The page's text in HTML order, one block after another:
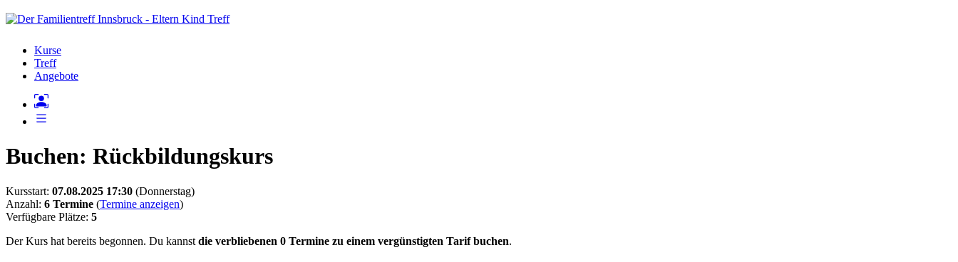
Kurse
Treff
Angebote
Buchen: Rückbildungskurs
Kursstart: 07.08.2025 17:30 (Donnerstag)
Anzahl: 6 Termine (Termine anzeigen)
Verfügbare Plätze: 5
Der Kurs hat bereits begonnen. Du kannst die verbliebenen 0 Termine zu einem vergünstigten Tarif buchen.